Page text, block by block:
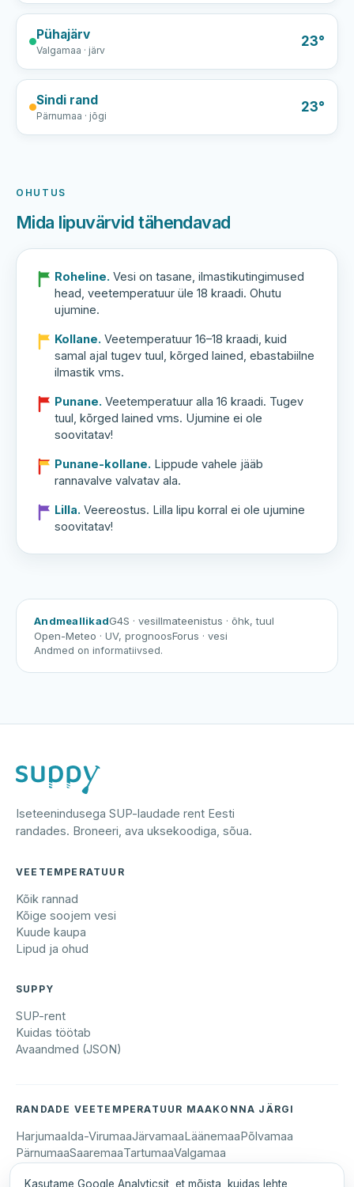
Pühajärv
Valgamaa · järv
23°
Sindi rand
Pärnumaa · jõgi
23°
OHUTUS
Mida lipuvärvid tähendavad
Roheline. Vesi on tasane, ilmastikutingimused
head, veetemperatuur üle 18 kraadi. Ohutu
ujumine.
Kollane. Veetemperatuur 16–18 kraadi, kuid
samal ajal tugev tuul, kõrged lained, ebastabiilne
ilmastik vms.
Punane. Veetemperatuur alla 16 kraadi. Tugev
tuul, kõrged lained vms. Ujumine ei ole
soovitatav!
Punane-kollane. Lippude vahele jääb
rannavalve valvatav ala.
Lilla. Veereostus. Lilla lipu korral ei ole ujumine
soovitatav!
AndmeallikadG4S · vesiIlmateenistus · õhk, tuul
Open-Meteo · UV, prognoosForus · vesi
Andmed on informatiivsed.
Iseteenindusega SUP-laudade rent Eesti
randades. Broneeri, ava uksekoodiga, sõua.
VEETEMPERATUUR
Kõik rannad
Kõige soojem vesi
Kuude kaupa
Lipud ja ohud
SUPPY
SUP-rent
Kuidas töötab
Avaandmed (JSON)
RANDADE VEETEMPERATUUR MAAKONNA JÄRGI
HarjumaaIda-VirumaaJärvamaaLäänemaaPõlvamaa
PärnumaaSaaremaaTartumaaValgamaa
Kasutame Google Analyticsit, et mõista, kuidas lehte